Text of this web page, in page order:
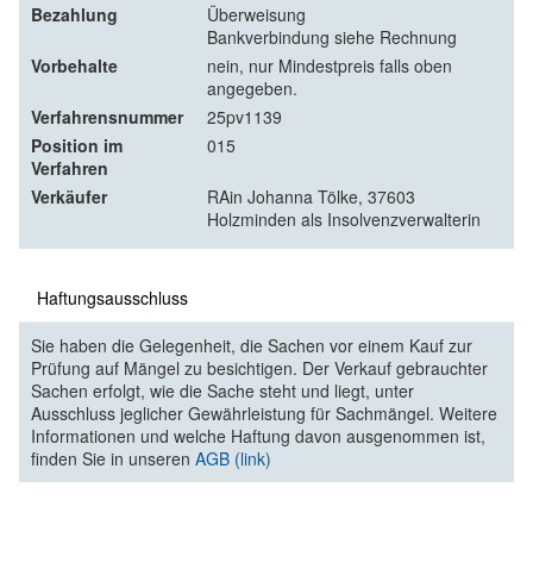
Bezahlung
Überweisung
Bankverbindung siehe Rechnung
Vorbehalte
nein, nur Mindestpreis falls oben
angegeben.
Verfahrensnummer
25pv1139
Position im
Verfahren
015
Verkäufer
RAin Johanna Tölke, 37603
Holzminden als Insolvenzverwalterin
Haftungsausschluss
Sie haben die Gelegenheit, die Sachen vor einem Kauf zur
Prüfung auf Mängel zu besichtigen. Der Verkauf gebrauchter
Sachen erfolgt, wie die Sache steht und liegt, unter
Ausschluss jeglicher Gewährleistung für Sachmängel. Weitere
Informationen und welche Haftung davon ausgenommen ist,
finden Sie in unseren AGB (link)